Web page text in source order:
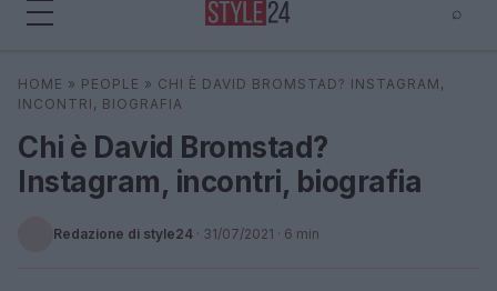
⌕
Cerca ⌕
HOME » PEOPLE » CHI È DAVID BROMSTAD? INSTAGRAM,
INCONTRI, BIOGRAFIA
Chi è David Bromstad?
Instagram, incontri, biografia
Redazione di style24 · 31/07/2021 · 6 min